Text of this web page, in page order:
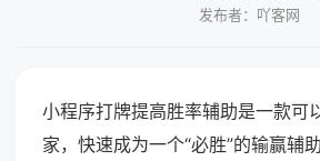
发布者：吖客网
小程序打牌提高胜率辅助是一款可
家，快速成为一个“必胜”的输赢辅